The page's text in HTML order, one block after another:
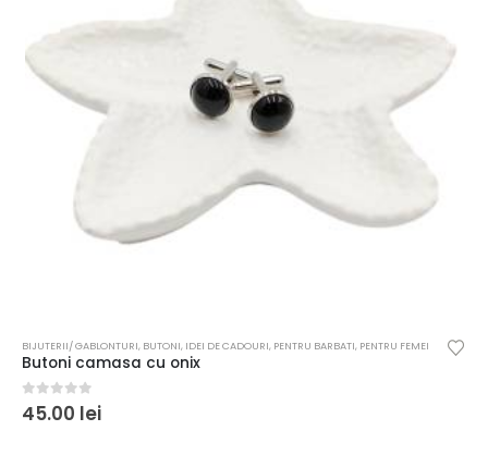
BIJUTERII/ GABLONTURI, BUTONI, IDEI DE CADOURI, PENTRU BARBATI, PENTRU FEMEI
Butoni camasa cu onix
0out of 5
45.00 lei